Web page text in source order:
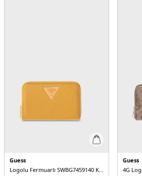
Guess
Logolu Fermuarlı SWBG7459140 Kadın Cüzdan
Guess